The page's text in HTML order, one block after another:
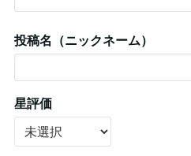
投稿名（ニックネーム）
星評価